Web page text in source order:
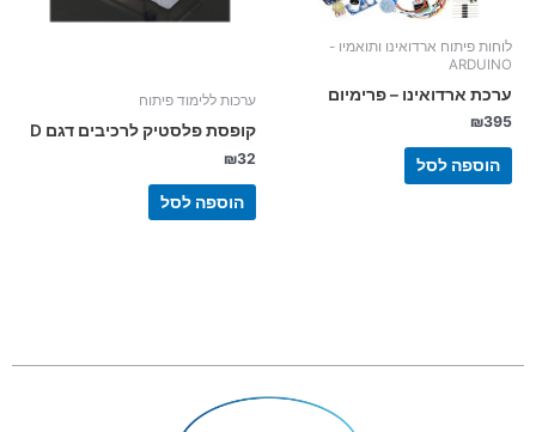
לוחות פיתוח ארדואינו ותואמיו -
ARDUINO
ערכת ארדואינו – פרימיום
₪395
הוספה לסל
ערכות ללימוד פיתוח
קופסת פלסטיק לרכיבים דגם D
₪32
הוספה לסל